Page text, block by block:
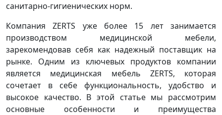
санитарно-гигиенических норм.
Компания ZERTS уже более 15 лет занимается
производством медицинской мебели,
зарекомендовав себя как надежный поставщик на
рынке. Одним из ключевых продуктов компании
является медицинская мебель ZERTS, которая
сочетает в себе функциональность, удобство и
высокое качество. В этой статье мы рассмотрим
основные особенности и преимущества